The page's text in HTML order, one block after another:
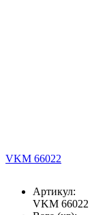
VKM 66022
Артикул:
VKM 66022